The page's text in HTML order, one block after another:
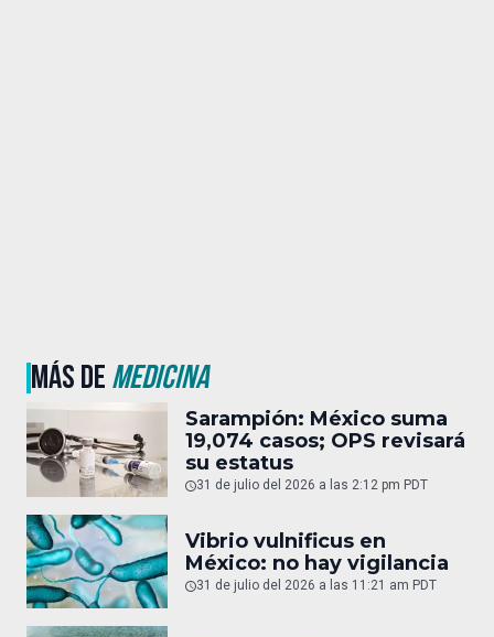
MÁS DEMEDICINA
Sarampión: México suma
19,074 casos; OPS revisará
su estatus
31 de julio del 2026 a las 2:12 pm PDT
Vibrio vulnificus en
México: no hay vigilancia
31 de julio del 2026 a las 11:21 am PDT